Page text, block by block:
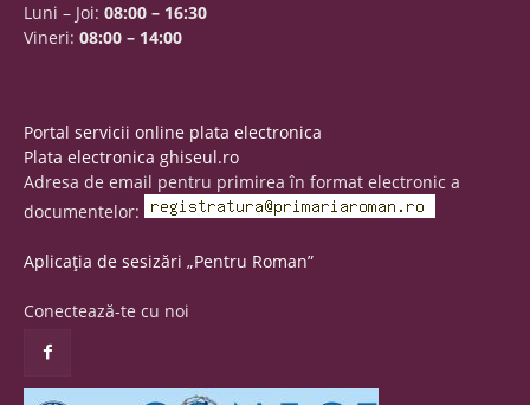
Luni – Joi: 08:00 – 16:30
Vineri: 08:00 – 14:00
Portal servicii online plata electronica
Plata electronica ghiseul.ro
Adresa de email pentru primirea în format electronic a
documentelor:
Aplicația de sesizări „Pentru Roman”
Conectează-te cu noi